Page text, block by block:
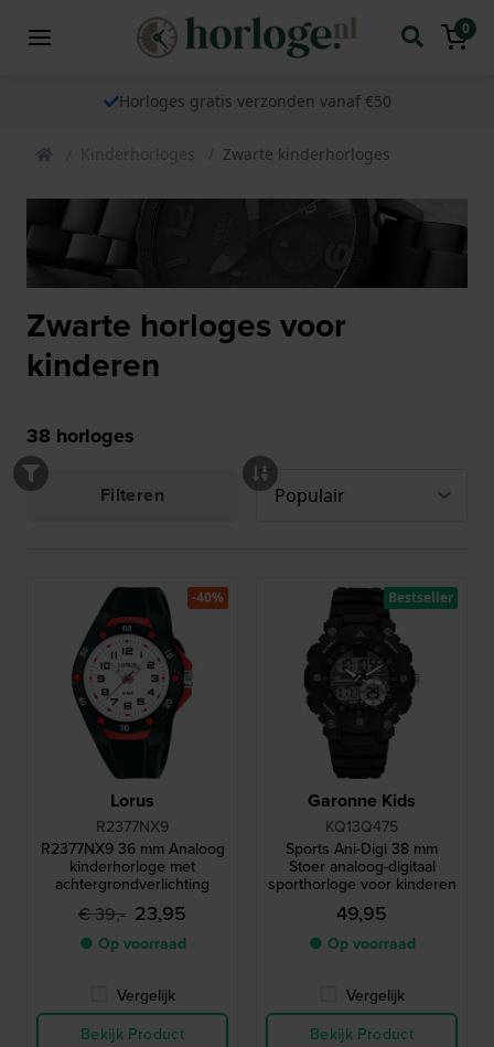
0
Horloges gratis verzonden vanaf €50
Kinderhorloges Zwarte kinderhorloges
Zwarte horloges voor
kinderen
38 horloges
Filteren
Lorus
R2377NX9
R2377NX9 36 mm Analoog
kinderhorloge met
achtergrondverlichting
€ 39,- 23,95
● Op voorraad
Vergelijk
Bekijk Product
-40%
Garonne Kids
KQ13Q475
Sports Ani-Digi 38 mm
Stoer analoog-digitaal
sporthorloge voor kinderen
49,95
● Op voorraad
Vergelijk
Bekijk Product
Bestseller